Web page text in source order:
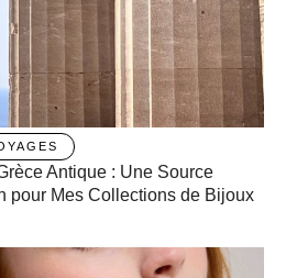
Antique : Une Source
pour Mes Collections de Bijoux